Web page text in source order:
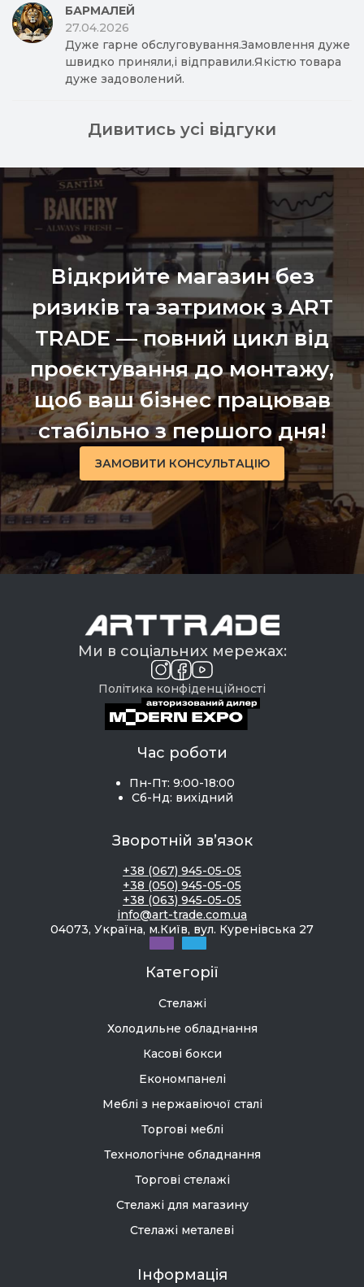
БАРМАЛЕЙ
27.04.2026
Дуже гарне обслуговування.Замовлення дуже
швидко приняли,і відправили.Якістю товара
дуже задоволений.
Дивитись усі відгуки
Відкрийте магазин без
ризиків та затримок з ART
TRADE — повний цикл від
проєктування до монтажу,
щоб ваш бізнес працював
стабільно з першого дня!
ЗАМОВИТИ КОНСУЛЬТАЦІЮ
Ми в соціальних мережах:
Політика конфіденційності
Час роботи
Пн-Пт: 9:00-18:00
Сб-Нд: вихідний
Зворотній зв’язок
+38 (067) 945-05-05
+38 (050) 945-05-05
+38 (063) 945-05-05
info@art-trade.com.ua
04073, Україна, м.Київ, вул. Куренівська 27
Категорії
Стелажі
Холодильне обладнання
Касові бокси
Економпанелі
Меблі з нержавіючої сталі
Торгові меблі
Технологічне обладнання
Торгові стелажі
Стелажі для магазину
Стелажі металеві
Інформація